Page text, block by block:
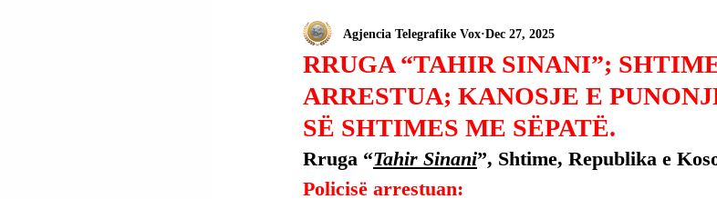
RRUGA “TAHIR SINANI”;
ARRESTUA; KANOSJE E
SË SHTIMES ME SËPATË.
Agjencia Telegrafike Vox Dec 27, 2025
Rruga “Tahir Sinani”, Shtime, Republika e
Policisë arrestuan: